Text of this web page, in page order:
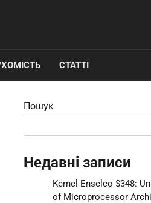
СТАТТІ
Пошук
Недавні записи
Kernel Enselco $348:
of Microprocessor